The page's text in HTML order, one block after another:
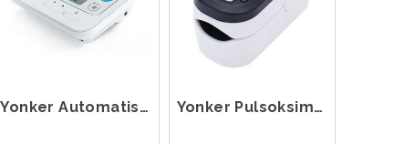
Yonker Automatisk Blodtrykksmåler Yonker Pulsoksimeter